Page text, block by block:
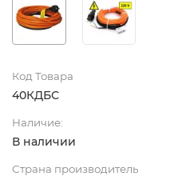
Код Товара
40КДБС
Наличие:
В наличии
Страна производитель